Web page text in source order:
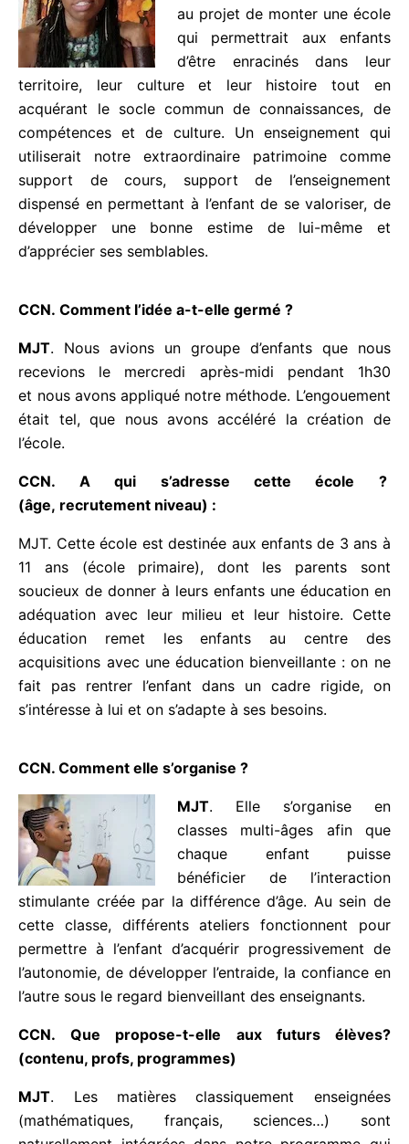
réfléchit au projet de monter
une école qui permettrait
aux enfants d’être enracinés
dans leur territoire, leur culture et leur histoire tout
en acquérant le socle commun de connaissances,
de compétences et de culture. Un enseignement
qui utiliserait notre extraordinaire patrimoine
comme support de cours, support de
l’enseignement dispensé en permettant à l’enfant de
se valoriser, de développer une bonne estime de
lui-même et d’apprécier ses semblables.
CCN. Comment l’idée a-t-elle germé ?
MJT. Nous avions un groupe d’enfants que nous
recevions le mercredi après-midi pendant 1h30
et nous avons appliqué notre méthode.
L’engouement était tel, que nous avons accéléré la
création de l’école.
CCN. A qui s’adresse cette école ?
(âge, recrutement niveau) :
MJT. Cette école est destinée aux enfants de 3 ans
à 11 ans (école primaire), dont les parents sont
soucieux de donner à leurs enfants une éducation
en adéquation avec leur milieu et leur histoire.
Cette éducation remet les enfants au centre des
acquisitions avec une éducation bienveillante : on
ne fait pas rentrer l’enfant dans un cadre rigide, on
s’intéresse à lui et on s’adapte à ses besoins.
CCN. Comment elle s’organise ?
MJT. Elle s’organise en
classes multi-âges afin que
chaque enfant puisse
bénéficier de l’interaction
stimulante créée par la différence d’âge. Au sein de
cette classe, différents ateliers fonctionnent pour
permettre à l’enfant d’acquérir progressivement de
l’autonomie, de développer l’entraide, la confiance
en l’autre sous le regard bienveillant des
CCN. Que propose-t-elle aux futurs élèves?
MJT. Les matières classiquement enseignées